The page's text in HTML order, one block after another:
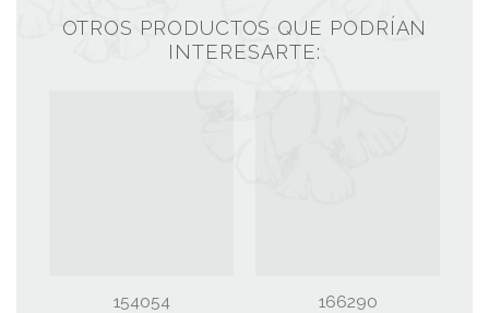
OTROS PRODUCTOS QUE PODRÍAN
INTERESARTE:
154054
166290